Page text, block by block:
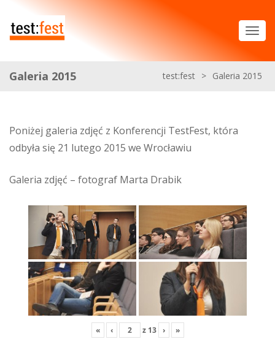
Galeria 2015 test:fest > Galeria 2015
Poniżej galeria zdjęć z Konferencji TestFest, która
odbyła się 21 lutego 2015 we Wrocławiu
Galeria zdjęć – fotograf Marta Drabik
« ‹ z 13 › »